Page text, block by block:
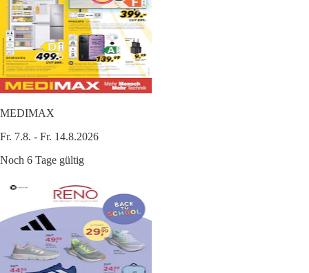
MEDIMAX
Fr. 7.8. - Fr. 14.8.2026
Noch 6 Tage gültig